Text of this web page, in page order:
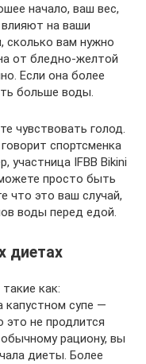
начало, ваш вес,
влияют на ваши
сколько вам нужно
от бледно-желтой
Если она более
больше воды.
чувствовать голод.
спортсменка
участница IFBB Bikini
просто быть
что это ваш случай,
воды перед едой.
диетах
как:
капустном супе —
это не продлится
рациону, вы
диеты. Более